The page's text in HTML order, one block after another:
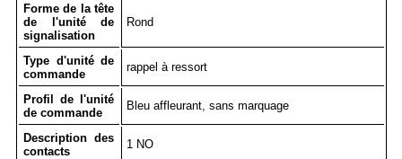
Forme de la tête
de l'unité de
signalisation
Rond
Type d'unité de
commande
rappel à ressort
Profil de l'unité
de commande
Bleu affleurant, sans marquage
Description des
contacts
1 NO